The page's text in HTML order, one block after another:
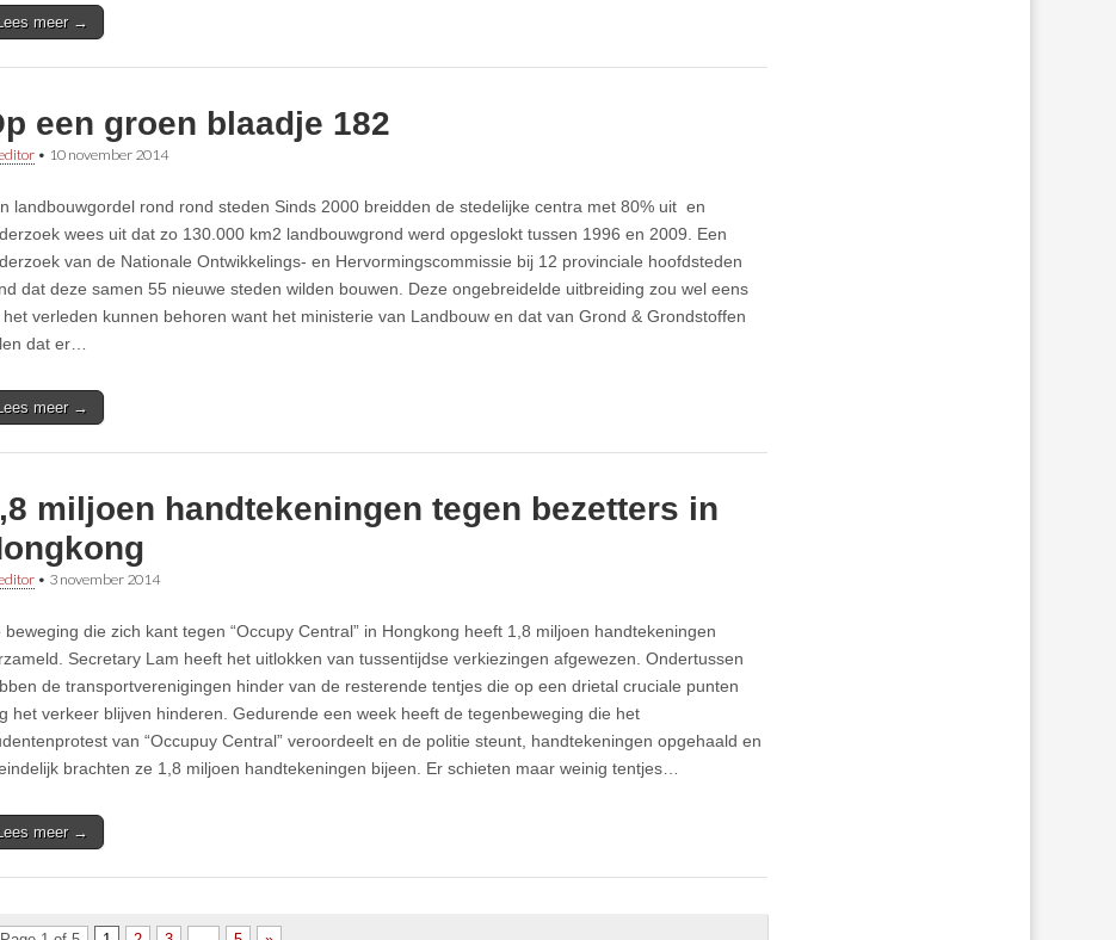
meer →
een groen blaadje 182
• 10 november 2014
landbouwgordel rond rond steden Sinds 2000 breidden de stedelijke centra met 80% uit en
wees uit dat zo 130.000 km2 landbouwgrond werd opgeslokt tussen 1996 en 2009. Een
van de Nationale Ontwikkelings- en Hervormingscommissie bij 12 provinciale hoofdsteden
dat deze samen 55 nieuwe steden wilden bouwen. Deze ongebreidelde uitbreiding zou wel eens
het verleden kunnen behoren want het ministerie van Landbouw en dat van Grond & Grondstoffen
dat er…
meer →
miljoen handtekeningen tegen bezetters in
• 3 november 2014
beweging die zich kant tegen “Occupy Central” in Hongkong heeft 1,8 miljoen handtekeningen
Secretary Lam heeft het uitlokken van tussentijdse verkiezingen afgewezen. Ondertussen
de transportverenigingen hinder van de resterende tentjes die op een drietal cruciale punten
het verkeer blijven hinderen. Gedurende een week heeft de tegenbeweging die het
van “Occupuy Central” veroordeelt en de politie steunt, handtekeningen opgehaald en
brachten ze 1,8 miljoen handtekeningen bijeen. Er schieten maar weinig tentjes…
meer →